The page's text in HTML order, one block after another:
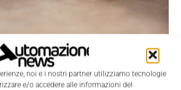
noi e i nostri partner utilizziamo tecnologie
e/o accedere alle informazioni del
scarpa da lavoro antifatica
2020 0